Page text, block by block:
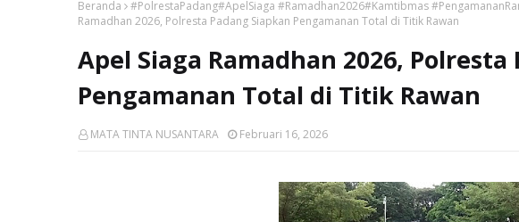
Beranda #PolrestaPadang#ApelSiaga #Ramadhan2026#Kamtibmas
Ramadhan 2026, Polresta Padang Siapkan Pengamanan Total di Titik Rawan
Apel Siaga Ramadhan 2026, Polresta
Pengamanan Total di Titik Rawan
MATA TINTA NUSANTARA Februari 16, 2026